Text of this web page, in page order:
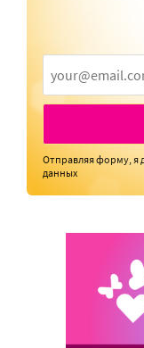
Отправляя форму, я
данных